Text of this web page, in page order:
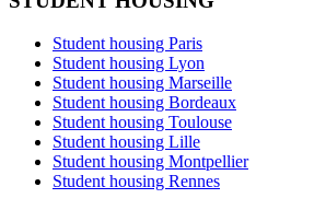
Student housing Paris
Student housing Lyon
Student housing Marseille
Student housing Bordeaux
Student housing Toulouse
Student housing Lille
Student housing Montpellier
Student housing Rennes